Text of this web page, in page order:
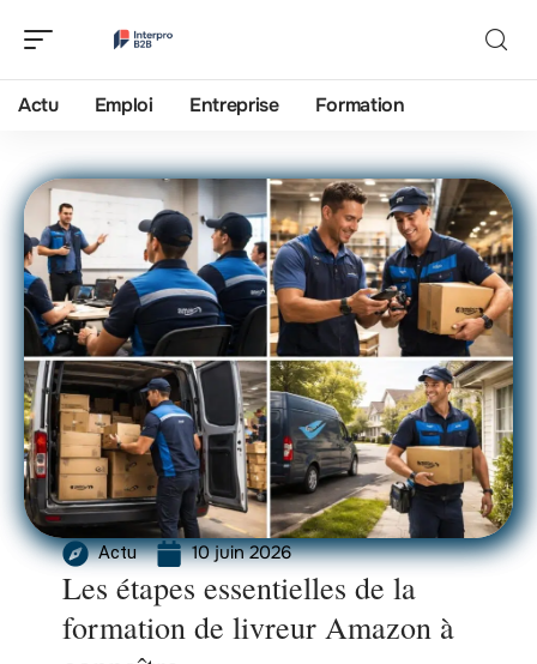
Actu Emploi Entreprise Formation
Actu 10 juin 2026
Les étapes essentielles de la
formation de livreur Amazon à